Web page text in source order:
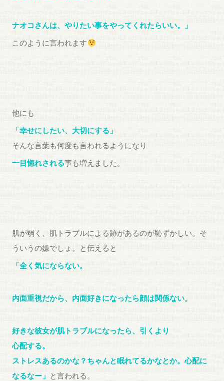
ナオコさんは、やりたい事をやってくれたらいい。」
このように言われます
他にも
「幸せにしたい、大切にする」
そんな言葉も何度も言われるようになり
一目惚れされる事も増えました。
肌が弱く、肌トラブルによる跡があるのが恥ずかしい。そ
ういうの嫌でしょ。と伝えると
「全く気にならない。
内面重視だから、内面好きになったら顔は関係ない。
好きな彼女が肌トラブルになったら、引くより
心配する。
ストレスあるのかな？ちゃんと眠れてるかなとか。心配に
なるなー」 と言われる。